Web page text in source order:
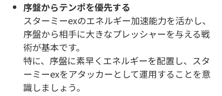
序盤からテンポを優先する
スターミーexのエネルギー加速能力を活かし、
序盤から相手に大きなプレッシャーを与える戦
術が基本です。
特に、序盤に素早くエネルギーを配置し、スタ
ーミーexをアタッカーとして運用することを意
識しましょう。